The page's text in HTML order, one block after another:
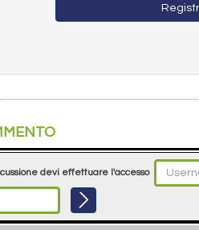
devi effettuare l'accesso